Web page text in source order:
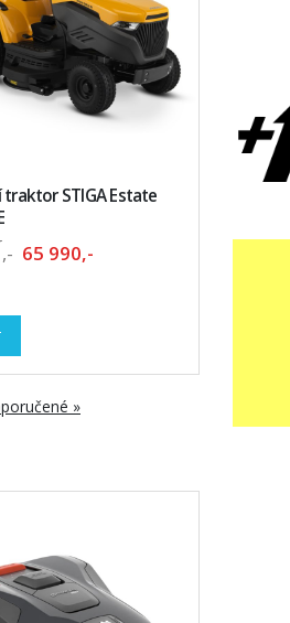
traktor STIGA Estate
,- 65 990,-
»